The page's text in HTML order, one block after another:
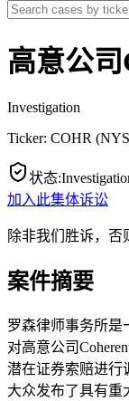
高意公
Investigation
Ticker: COHR (
状态:
加入此集体诉讼
除非我们胜诉，否
案件摘要
罗森律师事务所是
对高意公司
潜在证券索赔进行
大众发布了具有重